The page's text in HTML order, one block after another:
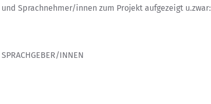
und Sprachnehmer/innen zum Projekt aufgezeigt u.zwar:
SPRACHGEBER/INNEN